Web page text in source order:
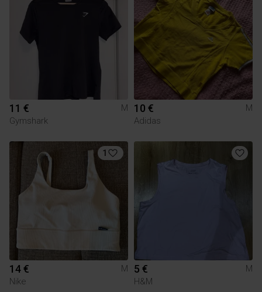
11 €
M
Gymshark
10 €
M
Adidas
1
14 €
M
Nike
5 €
M
H&M